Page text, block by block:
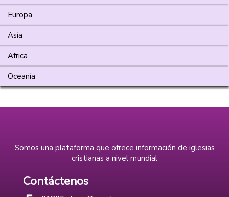
Europa
Asía
Africa
Oceanía
Somos una plataforma que ofrece información de iglesias
cristianas a nivel mundial
Contáctenos